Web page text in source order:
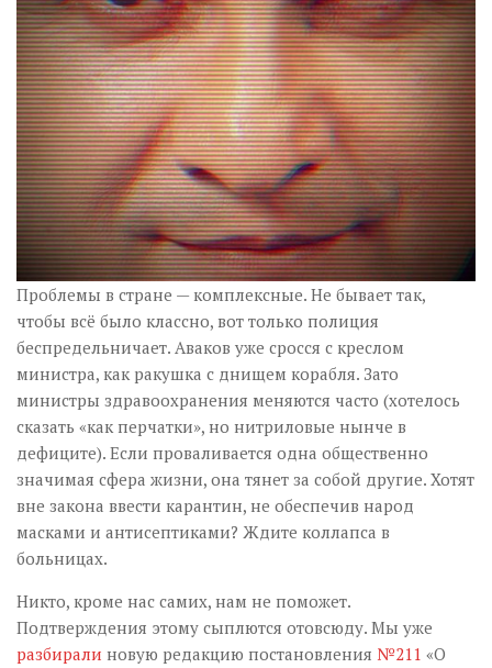
Візуальне
Научпоп
Головне
Цитати
Inter/antinational
Проблемы в стране — комплексные. Не бывает так,
чтобы всё было классно, вот только полиция
беспредельничает. Аваков уже сросся с креслом
министра, как ракушка с днищем корабля. Зато
министры здравоохранения меняются часто (хотелось
сказать «как перчатки», но нитриловые нынче в
дефиците). Если проваливается одна общественно
значимая сфера жизни, она тянет за собой другие. Хотят
вне закона ввести карантин, не обеспечив народ
масками и антисептиками? Ждите коллапса в
больницах.
Никто, кроме нас самих, нам не поможет.
Подтверждения этому сыплются отовсюду. Мы уже
разбирали новую редакцию постановления №211 «О